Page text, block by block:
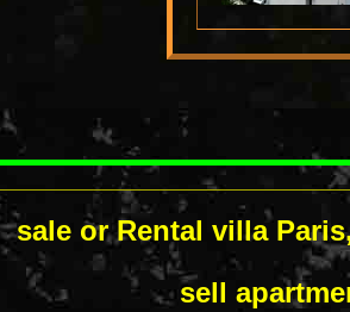
sale or Rental villa
sell